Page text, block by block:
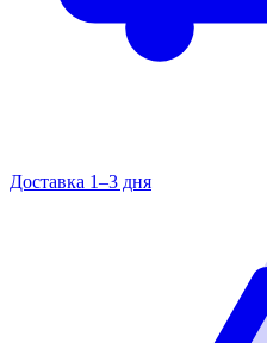
Доставка 1–3 дня